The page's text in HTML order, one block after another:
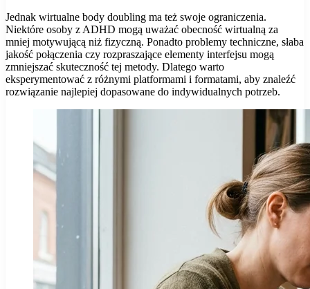
Jednak wirtualne body doubling ma też swoje ograniczenia.
Niektóre osoby z ADHD mogą uważać obecność wirtualną za
mniej motywującą niż fizyczną. Ponadto problemy techniczne, słaba
jakość połączenia czy rozpraszające elementy interfejsu mogą
zmniejszać skuteczność tej metody. Dlatego warto
eksperymentować z różnymi platformami i formatami, aby znaleźć
rozwiązanie najlepiej dopasowane do indywidualnych potrzeb.